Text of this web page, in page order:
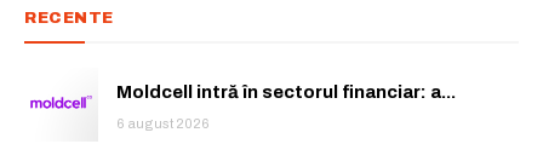
RECENTE
Moldcell intră în sectorul financiar: a...
6 august 2026